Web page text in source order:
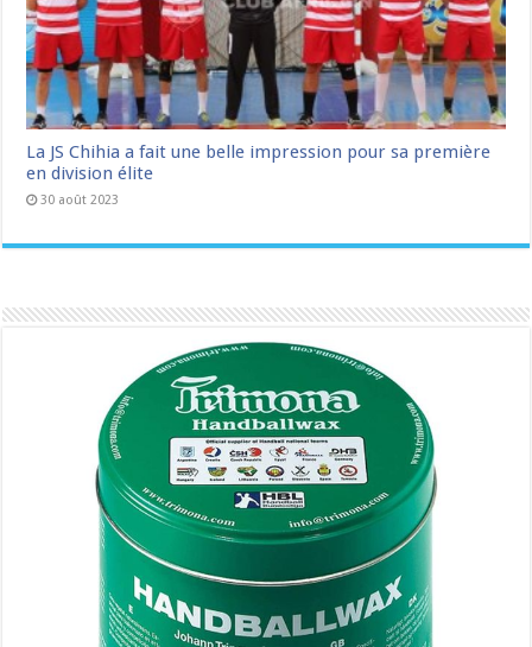
La JS Chihia a fait une belle impression pour sa première
en division élite
30 août 2023